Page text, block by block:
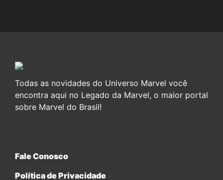
Todas as novidades do Universo Marvel você
encontra aqui no Legado da Marvel, o maior portal
sobre Marvel do Brasil!
Fale Conosco
Política de Privacidade